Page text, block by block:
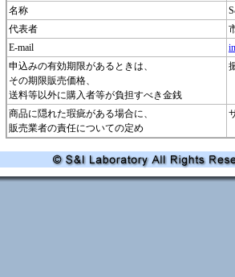
名称
代表者
E-mail
申込みの有効期限があるときは、
その期限販売価格、
送料等以外に購入者等が負担すべき金銭
商品に隠れた瑕疵がある場合に、
販売業者の責任についての定め